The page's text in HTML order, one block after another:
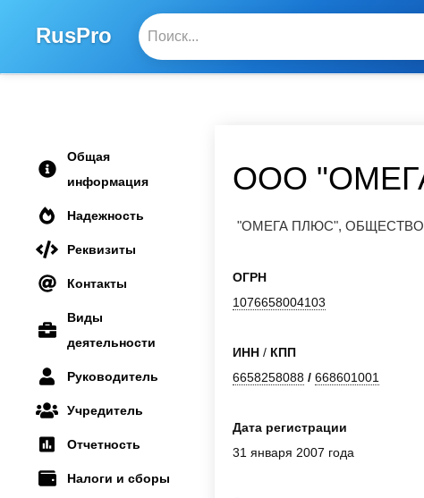
RusPro
Общая
информация
Надежность
Реквизиты
Контакты
Виды
деятельности
Руководитель
Учредитель
Отчетность
Налоги и сборы
ООО
"ОМЕГА ПЛЮС",
ОГРН
1076658004103
ИНН / КПП
6658258088 / 668601001
Дата регистрации
31 января 2007 года